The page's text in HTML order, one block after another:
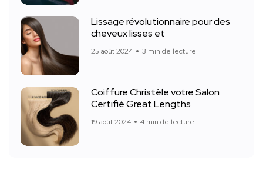
Lissage révolutionnaire pour des
cheveux lisses et
25 août 2024 3 min de lecture
Coiffure Christèle votre Salon
Certifié Great Lengths
19 août 2024 4 min de lecture